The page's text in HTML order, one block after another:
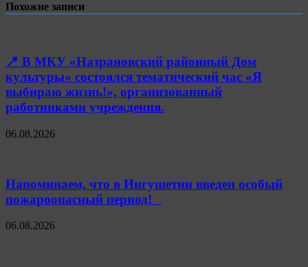
Похожие записи
📍 В МКУ «Назрановский районный Дом
культуры» состоялся тематический час «Я
выбираю жизнь!», организованный
работниками учреждения.
06.08.2026
Напоминаем, что в Ингушетии введен особый
пожароопасный период!⁣⁣⠀
06.08.2026